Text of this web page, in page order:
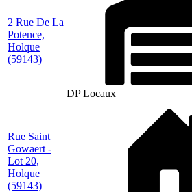
2 Rue De La
Potence,
Holque
(59143)
DP Locaux
Rue Saint
Gowaert -
Lot 20,
Holque
(59143)